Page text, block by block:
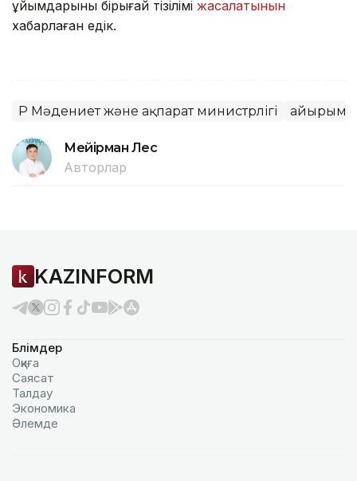
ұйымдарының бірыңғай тізілімі жасалатынын
хабарлаған едік.
ҚР Мәдениет және ақпарат министрлігі
Мейірман Лес
Авторлар
KAZINFORM
Бөлімдер
Оқиға
Саясат
Талдау
Экономика
Әлемде